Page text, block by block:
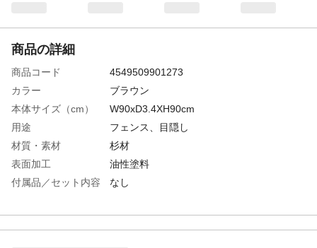
商品の詳細
商品コード
4549509901273
カラー
ブラウン
本体サイズ（cm）
W90xD3.4XH90cm
用途
フェンス、目隠し
材質・素材
杉材
表面加工
油性塗料
付属品／セット内容
なし
推奨ビス
木ネジ